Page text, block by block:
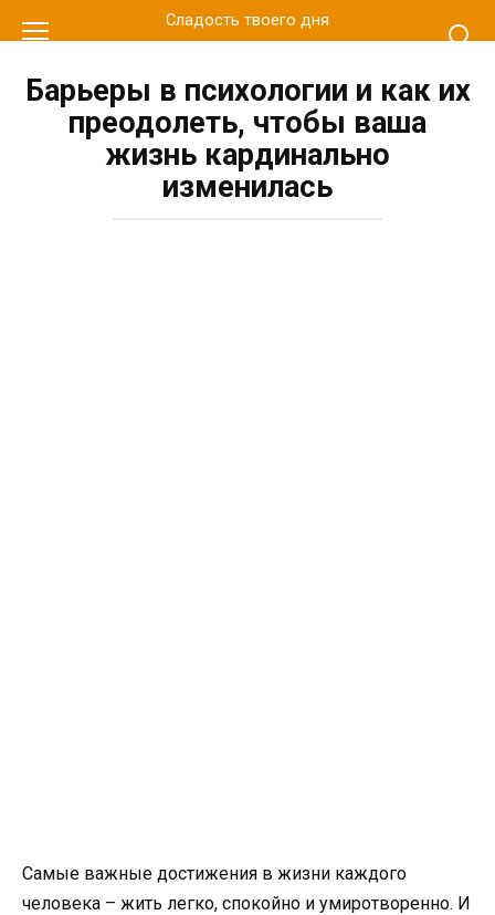
к
Сладость твоего дня
Барьеры в психологии и как их
преодолеть, чтобы ваша
жизнь кардинально
изменилась
Самые важные достижения в жизни каждого
человека – жить легко, спокойно и умиротворенно. И